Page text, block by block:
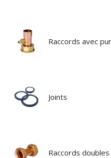
Raccords avec
Joints
Raccords doubles